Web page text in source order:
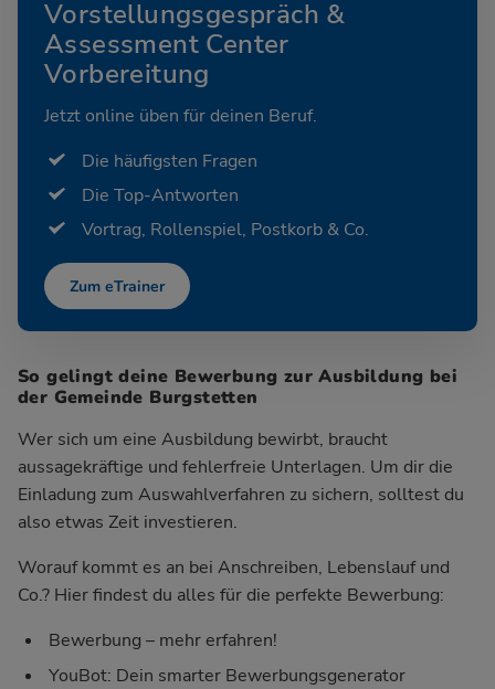
Vorstellungsgespräch &
Assessment Center
Vorbereitung
Jetzt online üben für deinen Beruf.
Die häufigsten Fragen
Die Top-Antworten
Vortrag, Rollenspiel, Postkorb & Co.
Zum eTrainer
So gelingt deine Bewerbung zur Ausbildung bei
der Gemeinde Burgstetten
Wer sich um eine Ausbildung bewirbt, braucht
aussagekräftige und fehlerfreie Unterlagen. Um dir die
Einladung zum Auswahlverfahren zu sichern, solltest du
also etwas Zeit investieren.
Worauf kommt es an bei Anschreiben, Lebenslauf und
Co.? Hier findest du alles für die perfekte Bewerbung:
Bewerbung – mehr erfahren!
YouBot: Dein smarter Bewerbungsgenerator